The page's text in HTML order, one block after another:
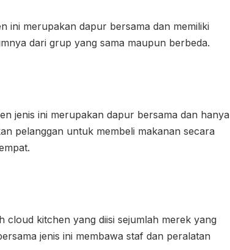
ini merupakan dapur bersama dan memiliki
dari grup yang sama maupun berbeda.
jenis ini merupakan dapur bersama dan hanya
pelanggan untuk membeli makanan secara
cloud kitchen yang diisi sejumlah merek yang
jenis ini membawa staf dan peralatan